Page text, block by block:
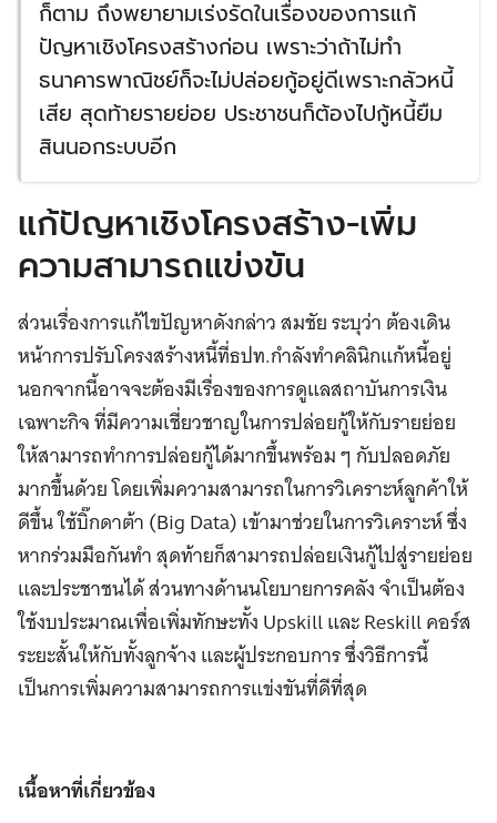
ก็ตาม ถึงพยายามเร่งรัดในเรื่องของการแก้
ปัญหาเชิงโครงสร้างก่อน เพราะว่าถ้าไม่ทำ
ธนาคารพาณิชย์ก็จะไม่ปล่อยกู้อยู่ดีเพราะกลัวหนี้
เสีย สุดท้ายรายย่อย ประชาชนก็ต้องไปกู้หนี้ยืม
สินนอกระบบอีก
แก้ปัญหาเชิงโครงสร้าง-เพิ่ม
ความสามารถแข่งขัน
ส่วนเรื่องการแก้ไขปัญหาดังกล่าว สมชัย ระบุว่า ต้องเดิน
หน้าการปรับโครงสร้างหนี้ที่ธปท.กำลังทำคลินิกแก้หนี้อยู่
นอกจากนี้อาจจะต้องมีเรื่องของการดูแลสถาบันการเงิน
เฉพาะกิจ ที่มีความเชี่ยวชาญในการปล่อยกู้ให้กับรายย่อย
ให้สามารถทําการปล่อยกู้ได้มากขึ้นพร้อม ๆ กับปลอดภัย
มากขึ้นด้วย โดยเพิ่มความสามารถในการวิเคราะห์ลูกค้าให้
ดีขึ้น ใช้บิ๊กดาต้า (Big Data) เข้ามาช่วยในการวิเคราะห์ ซึ่ง
หากร่วมมือกันทํา สุดท้ายก็สามารถปล่อยเงินกู้ไปสู่รายย่อย
และประชาชนได้ ส่วนทางด้านนโยบายการคลัง จำเป็นต้อง
ใช้งบประมาณเพื่อเพิ่มทักษะทั้ง Upskill และ Reskill คอร์ส
ระยะสั้นให้กับทั้งลูกจ้าง และผู้ประกอบการ ซึ่งวิธีการนี้
เป็นการเพิ่มความสามารถการแข่งขันที่ดีที่สุด
เนื้อหาที่เกี่ยวข้อง